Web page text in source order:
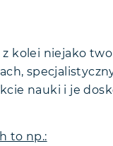
z kolei niejako
nauki i je
to np.: